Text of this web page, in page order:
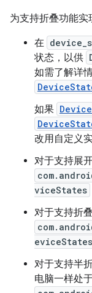
为支持折叠功能实
在
状态，以供
如需了解详
如果
改用自定义实
对于支持展
viceStates
对于支持折
eviceStates
对于支持半
电脑一样处